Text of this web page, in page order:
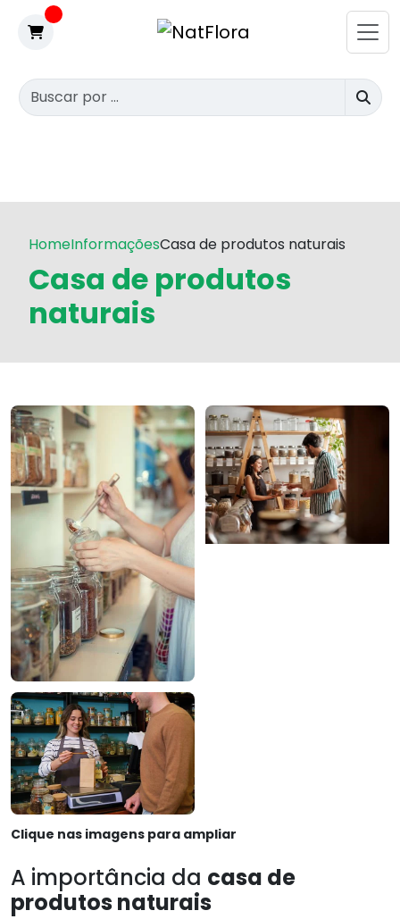
HomeInformaçõesCasa de produtos naturais
Casa de produtos
naturais
Clique nas imagens para ampliar
A importância da casa de
produtos naturais